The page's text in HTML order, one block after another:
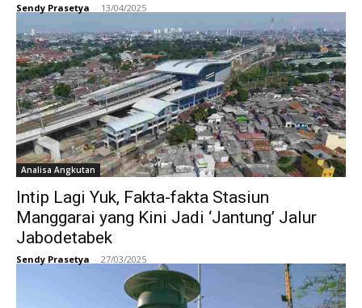
Sendy Prasetya - 13/04/2025
Analisa Angkutan
Intip Lagi Yuk, Fakta-fakta Stasiun
Manggarai yang Kini Jadi ‘Jantung’ Jalur
Jabodetabek
Sendy Prasetya - 27/03/2025